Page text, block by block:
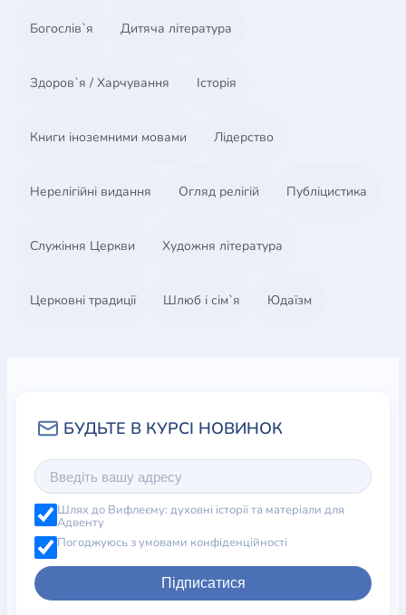
Богослів`я Дитяча література
Здоров`я / Харчування Історія
Книги іноземними мовами Лідерство
Нерелігійні видання Огляд релігій Публіцистика
Служіння Церкви Художня література
Церковні традиції Шлюб і сім`я Юдаїзм
Шлях до Вифлеєму: духовні історії та матеріали для
Адвенту
Погоджуюсь з умовами конфіденційності
Підписатися